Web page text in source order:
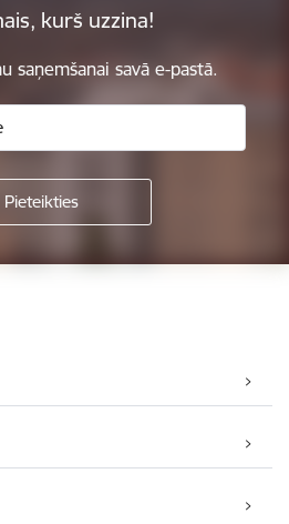
kurš uzzina!
saņemšanai savā e-pastā.